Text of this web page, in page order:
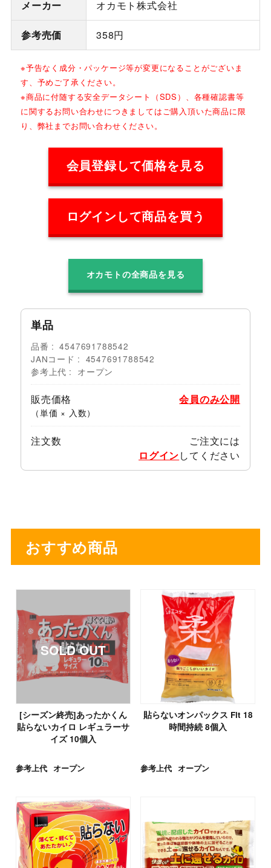
メーカー オカモト株式会社
参考売価 358円
※予告なく成分・パッケージ等が変更になることがございま
す、予めご了承ください。
※商品に付随する安全データシート（SDS）、各種確認書等
に関するお問い合わせにつきましてはご購入頂いた商品に限
り、弊社までお問い合わせください。
会員登録して価格を見る
ログインして商品を買う
オカモトの全商品を見る
単品
品番
4547691788542
JANコード
4547691788542
参考上代
オープン
販売価格
（単価 × 入数）
会員のみ公開
注文数
ご注文には
ログインしてください
おすすめ商品
[シーズン終売]あったかくん
貼らないカイロ レギュラーサ
イズ 10個入
参考上代 オープン
貼らないオンパックス Fit 18
時間持続 8個入
参考上代 オープン